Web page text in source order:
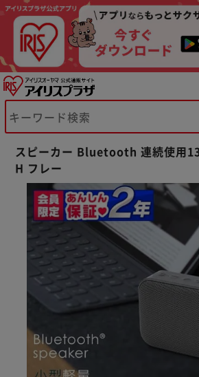
スピーカー Bluetooth 連続使用
H フレー
※ご確認ください
カートに入れる 購